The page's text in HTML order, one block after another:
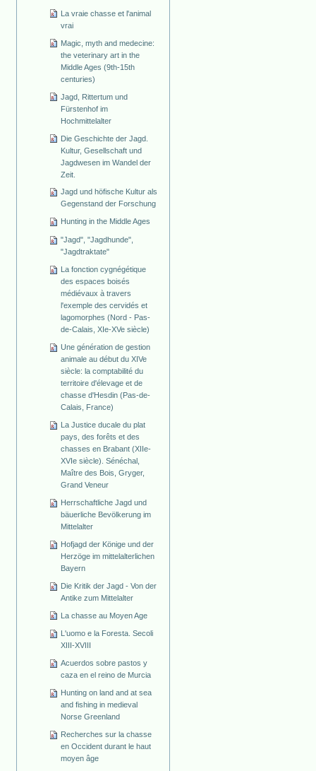
La vraie chasse et l'animal
vrai
Magic, myth and medecine:
the veterinary art in the
Middle Ages (9th-15th
centuries)
Jagd, Rittertum und
Fürstenhof im
Hochmittelalter
Die Geschichte der Jagd.
Kultur, Gesellschaft und
Jagdwesen im Wandel der
Zeit.
Jagd und höfische Kultur als
Gegenstand der Forschung
Hunting in the Middle Ages
"Jagd", "Jagdhunde",
"Jagdtraktate"
La fonction cygnégétique
des espaces boisés
médiévaux à travers
l'exemple des cervidés et
lagomorphes (Nord - Pas-
de-Calais, XIe-XVe siècle)
Une génération de gestion
animale au début du XIVe
siècle: la comptabilité du
territoire d'élevage et de
chasse d'Hesdin (Pas-de-
Calais, France)
La Justice ducale du plat
pays, des forêts et des
chasses en Brabant (XIIe-
XVIe siècle). Sénéchal,
Maître des Bois, Gryger,
Grand Veneur
Herrschaftliche Jagd und
bäuerliche Bevölkerung im
Mittelalter
Hofjagd der Könige und der
Herzöge im mittelalterlichen
Bayern
Die Kritik der Jagd - Von der
Antike zum Mittelalter
La chasse au Moyen Age
L'uomo e la Foresta. Secoli
XIII-XVIII
Acuerdos sobre pastos y
caza en el reino de Murcia
Hunting on land and at sea
and fishing in medieval
Norse Greenland
Recherches sur la chasse
en Occident durant le haut
moyen âge